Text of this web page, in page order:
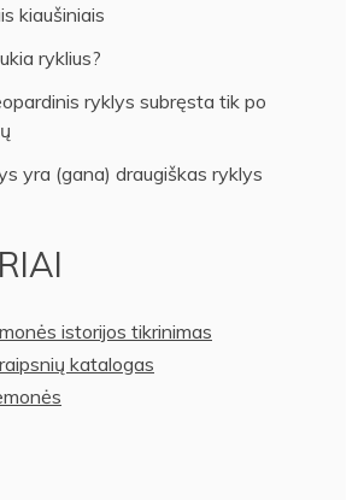
kiaušiniais
ryklius?
ryklys subręsta tik po
yra (gana) draugiškas ryklys
istorijos tikrinimas
katalogas